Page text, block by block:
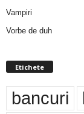
Vampiri
Vorbe de duh
Etichete
bancuri